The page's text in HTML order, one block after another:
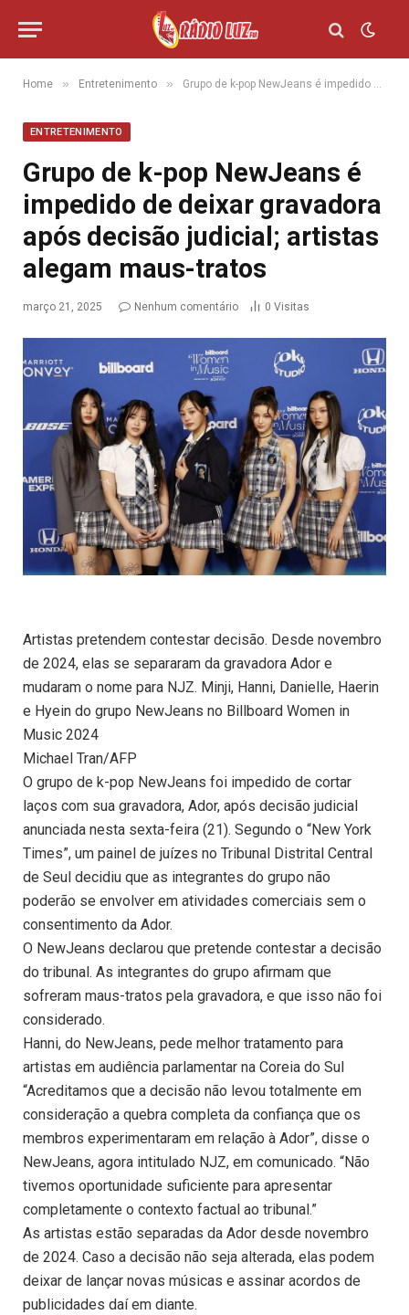
Home » Entretenimento » Grupo de k-pop NewJeans é impedido de deixar gravadora após decisão judicial; artistas alegam maus-tratos
ENTRETENIMENTO
Grupo de k-pop NewJeans é
impedido de deixar gravadora
após decisão judicial; artistas
alegam maus-tratos
março 21, 2025 Nenhum comentário 0 Visitas
Artistas pretendem contestar decisão. Desde novembro
de 2024, elas se separaram da gravadora Ador e
mudaram o nome para NJZ. Minji, Hanni, Danielle, Haerin
e Hyein do grupo NewJeans no Billboard Women in
Music 2024
Michael Tran/AFP
O grupo de k-pop NewJeans foi impedido de cortar
laços com sua gravadora, Ador, após decisão judicial
anunciada nesta sexta-feira (21). Segundo o “New York
Times”, um painel de juízes no Tribunal Distrital Central
de Seul decidiu que as integrantes do grupo não
poderão se envolver em atividades comerciais sem o
consentimento da Ador.
O NewJeans declarou que pretende contestar a decisão
do tribunal. As integrantes do grupo afirmam que
sofreram maus-tratos pela gravadora, e que isso não foi
considerado.
Hanni, do NewJeans, pede melhor tratamento para
artistas em audiência parlamentar na Coreia do Sul
“Acreditamos que a decisão não levou totalmente em
consideração a quebra completa da confiança que os
membros experimentaram em relação à Ador”, disse o
NewJeans, agora intitulado NJZ, em comunicado. “Não
tivemos oportunidade suficiente para apresentar
completamente o contexto factual ao tribunal.”
As artistas estão separadas da Ador desde novembro
de 2024. Caso a decisão não seja alterada, elas podem
deixar de lançar novas músicas e assinar acordos de
publicidades daí em diante.